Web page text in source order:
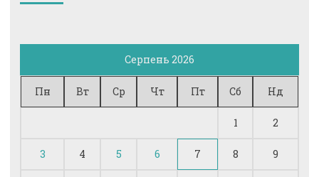
Серпень 2026
Пн Вт Ср Чт Пт Сб Нд
1 2
3 4 5 6 7 8 9